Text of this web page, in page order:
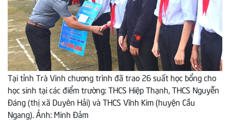
Tại tỉnh Trà Vinh chương trình đã trao 26 suất học bổng cho
học sinh tại các điểm trường: THCS Hiệp Thạnh, THCS Nguyễn
Đáng (thị xã Duyên Hải) và THCS Vĩnh Kim (huyện Cầu
Ngang). Ảnh: Minh Đảm